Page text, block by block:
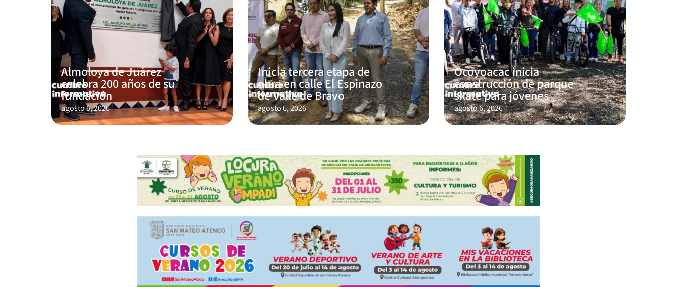
Almoloya de Juárez
celebra 200 años de su
fundación
agosto 6, 2026
Inicia tercera etapa de
obra en calle El Espinazo
de Valle de Bravo
agosto 6, 2026
Ocoyoacac inicia
construcción de parque
skate para jóvenes
agosto 6, 2026